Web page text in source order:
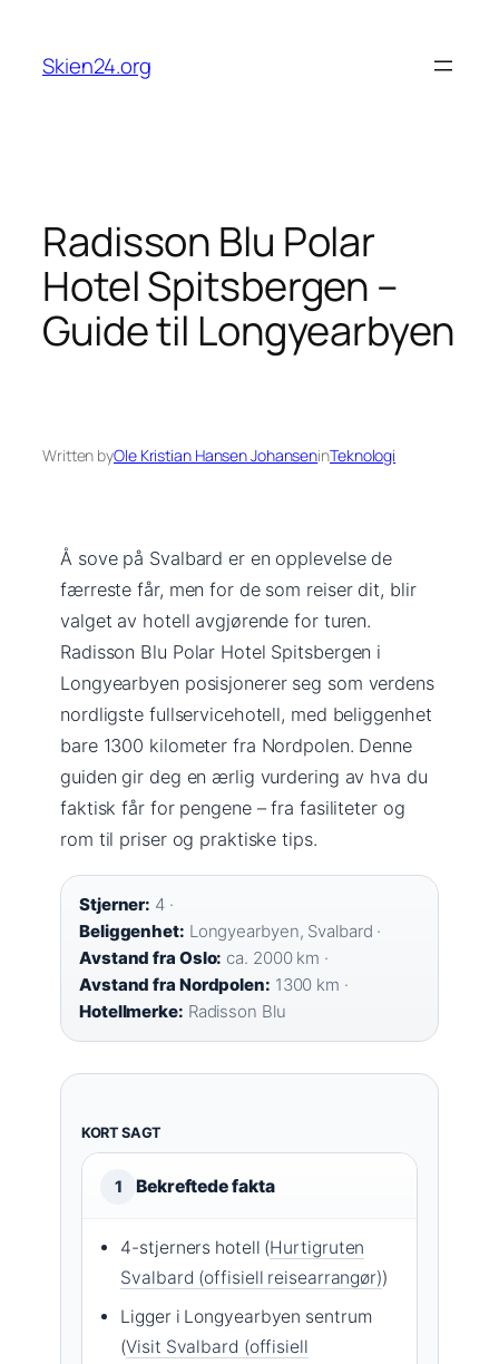
content
Skien24.org
Radisson Blu Polar
Hotel Spitsbergen –
Guide til Longyearbyen
Written byOle Kristian Hansen JohanseninTeknologi
Å sove på Svalbard er en opplevelse de
færreste får, men for de som reiser dit, blir
valget av hotell avgjørende for turen.
Radisson Blu Polar Hotel Spitsbergen i
Longyearbyen posisjonerer seg som verdens
nordligste fullservicehotell, med beliggenhet
bare 1300 kilometer fra Nordpolen. Denne
guiden gir deg en ærlig vurdering av hva du
faktisk får for pengene – fra fasiliteter og
rom til priser og praktiske tips.
Stjerner: 4 ·
Beliggenhet: Longyearbyen, Svalbard ·
Avstand fra Oslo: ca. 2000 km ·
Avstand fra Nordpolen: 1300 km ·
Hotellmerke: Radisson Blu
KORT SAGT
1 Bekreftede fakta
4-stjerners hotell (Hurtigruten
Svalbard (offisiell reisearrangør))
Ligger i Longyearbyen sentrum
(Visit Svalbard (offisiell